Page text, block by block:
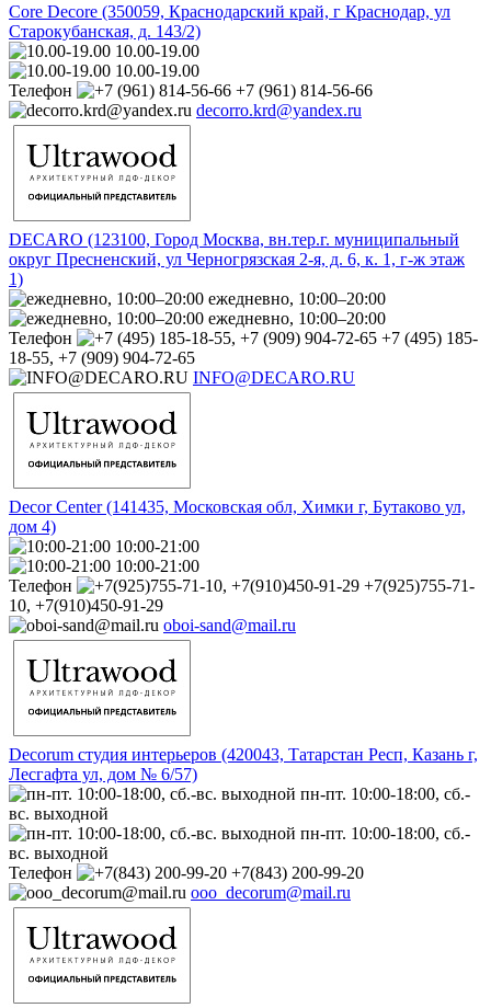
Core Decore (350059, Краснодарский край, г Краснодар, ул
Старокубанская, д. 143/2)
10.00-19.00
10.00-19.00
Телефон
+7 (961) 814-56-66
decorro.krd@yandex.ru
DECARO (123100, Город Москва, вн.тер.г. муниципальный
округ Пресненский, ул Черногрязская 2-я, д. 6, к. 1, г-ж этаж
1)
ежедневно, 10:00–20:00
ежедневно, 10:00–20:00
Телефон
+7 (495) 185-
18-55, +7 (909) 904-72-65
INFO@DECARO.RU
Decor Center (141435, Московская обл, Химки г, Бутаково ул,
дом 4)
10:00-21:00
10:00-21:00
Телефон
+7(925)755-71-
10, +7(910)450-91-29
oboi-sand@mail.ru
Decorum студия интерьеров (420043, Татарстан Респ, Казань г,
Лесгафта ул, дом № 6/57)
пн-пт. 10:00-18:00, сб.-
вс. выходной
пн-пт. 10:00-18:00, сб.-
вс. выходной
Телефон
+7(843) 200-99-20
ooo_decorum@mail.ru